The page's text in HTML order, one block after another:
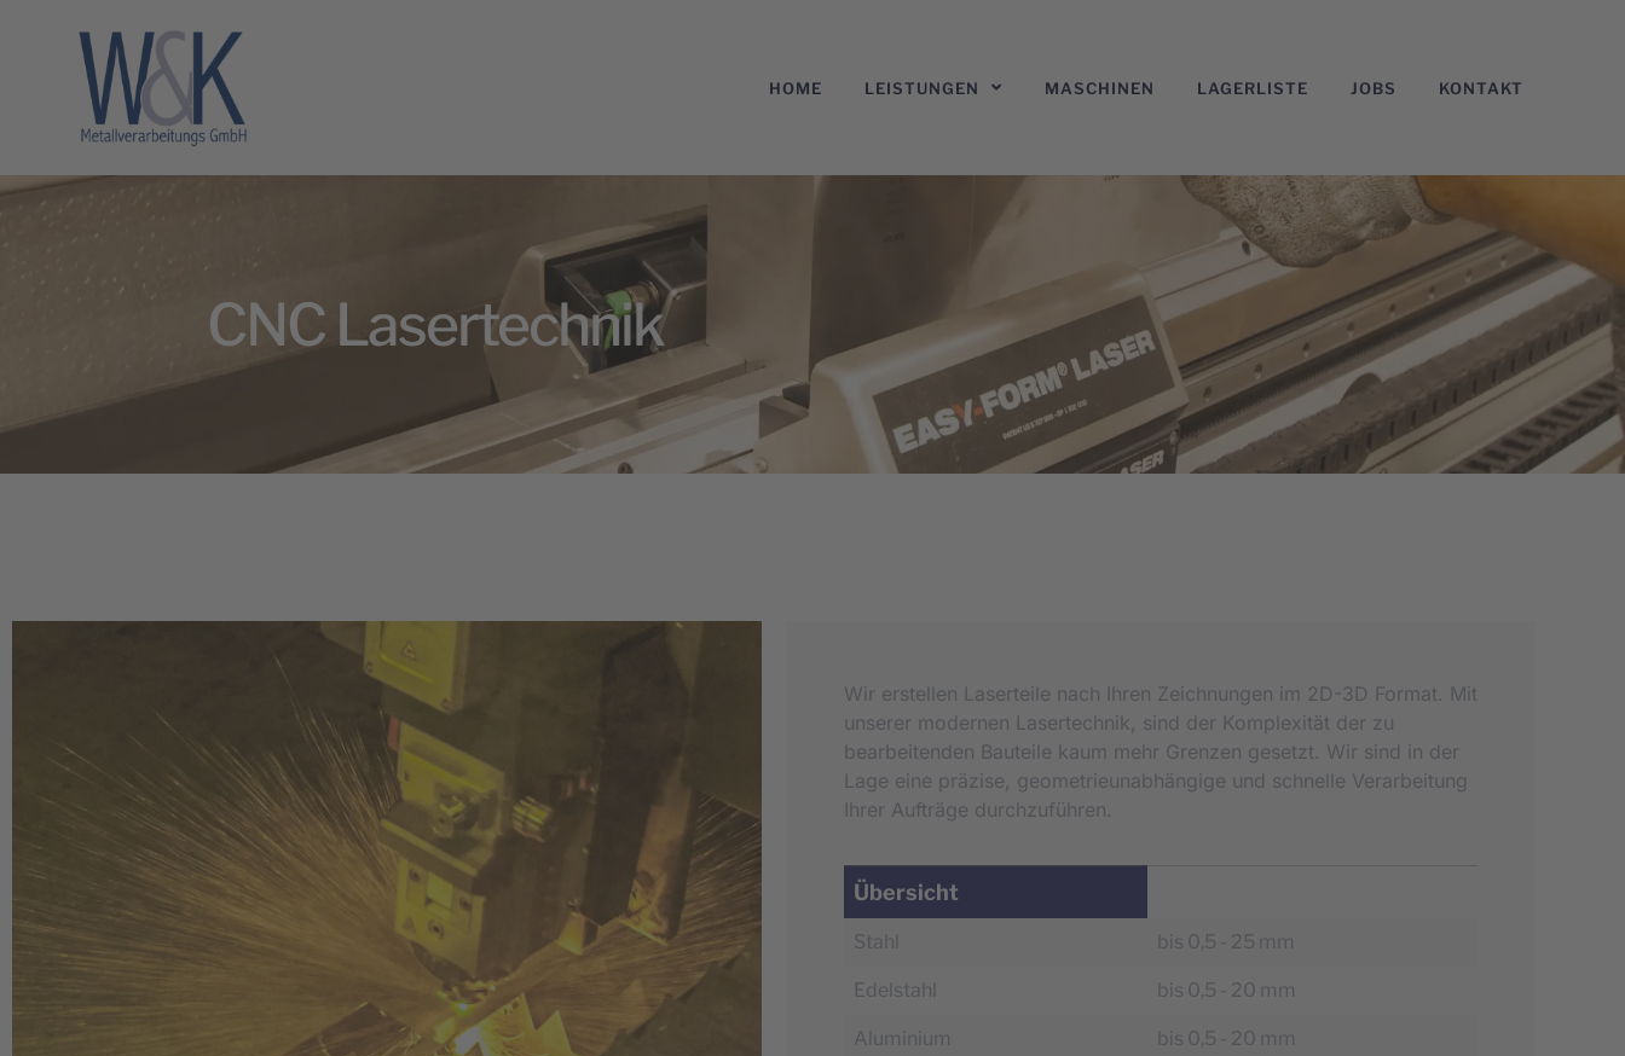
HOME LEISTUNGEN MASCHINEN LAGERLISTE JOBS KONTAKT
CNC Lasertechnik
Wir erstellen Laserteile nach Ihren Zeichnungen im 2D-3D Format. Mit
unserer modernen Lasertechnik, sind der Komplexität der zu
bearbeitenden Bauteile kaum mehr Grenzen gesetzt. Wir sind in der
Lage eine präzise, geometrieunabhängige und schnelle Verarbeitung
Ihrer Aufträge durchzuführen.
Übersicht
Stahl bis 0,5 - 25 mm
Edelstahl bis 0,5 - 20 mm
Aluminium bis 0,5 - 20 mm